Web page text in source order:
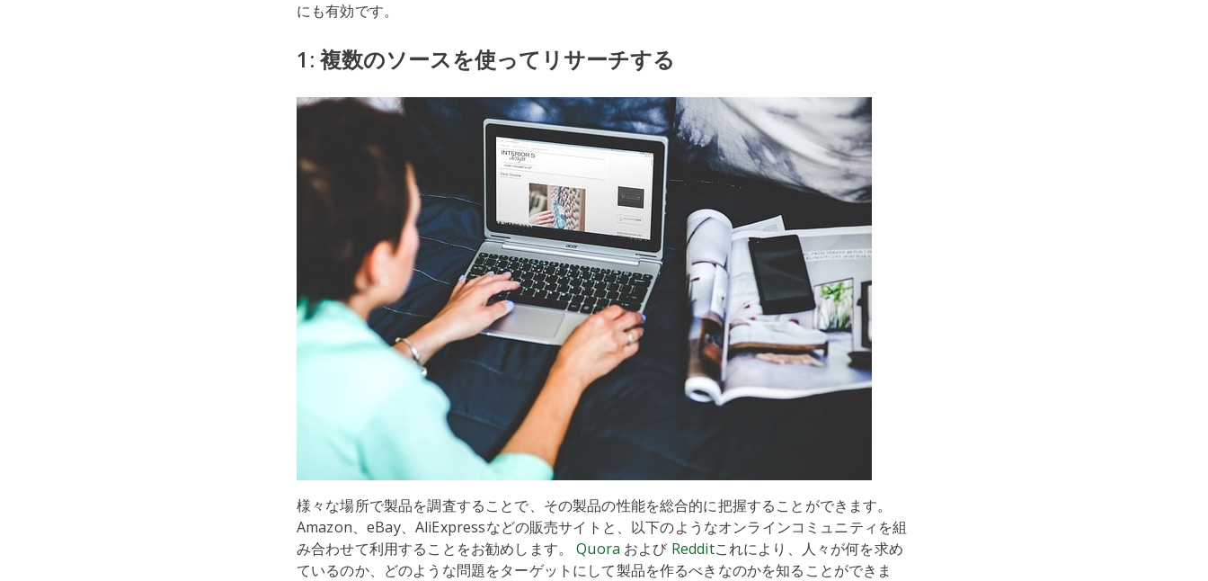
にも有効です。
1: 複数のソースを使ってリサーチする
様々な場所で製品を調査することで、その製品の性能を総合的に把握することができます。
Amazon、eBay、AliExpressなどの販売サイトと、以下のようなオンラインコミュニティを組
み合わせて利用することをお勧めします。Quora および Redditこれにより、人々が何を求め
ているのか、どのような問題をターゲットにして製品を作るべきなのかを知ることができま